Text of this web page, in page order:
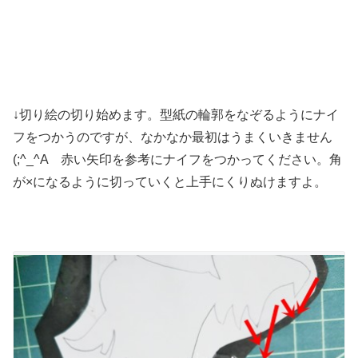
↓切り絵の切り始めます。型紙の輪郭をなぞるようにナイ
フをつかうのですが、なかなか最初はうまくいきません
(;^_^A 赤い矢印を参考にナイフをつかってください。角
が×になるように切っていくと上手にくりぬけますよ。